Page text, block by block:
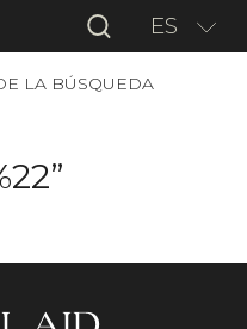
ES
LA BÚSQUEDA